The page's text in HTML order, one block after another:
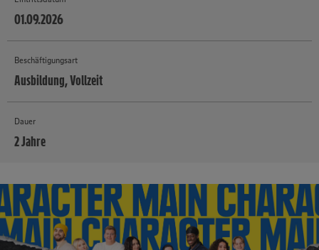
01.09.2026
Beschäftigungsart
Ausbildung, Vollzeit
Dauer
2 Jahre